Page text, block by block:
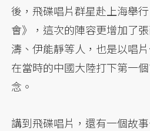
後，飛碟唱片群星赴上海舉
會》，這次的陣容更增加了
濤、伊能靜等人，也是以唱
在當時的中國大陸打下第一
念。
講到飛碟唱片，還有一個故